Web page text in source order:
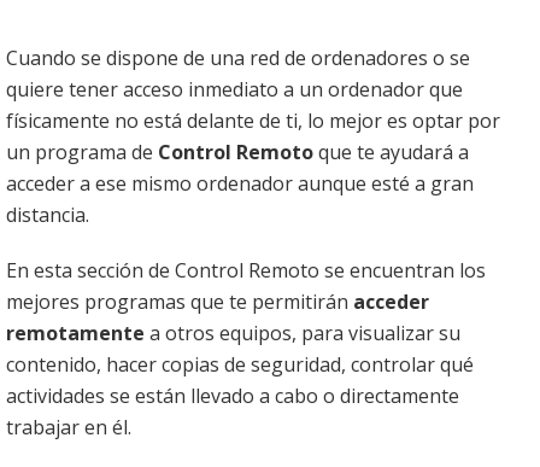
Cuando se dispone de una red de ordenadores o se
quiere tener acceso inmediato a un ordenador que
físicamente no está delante de ti, lo mejor es optar por
un programa de Control Remotoque te ayudará a
acceder a ese mismo ordenador aunque esté a gran
distancia.
En esta sección de Control Remoto se encuentran los
mejores programas que te permitirán acceder
remotamente a otros equipos, para visualizar su
contenido, hacer copias de seguridad, controlar qué
actividades se están llevado a cabo o directamente
trabajar en él.